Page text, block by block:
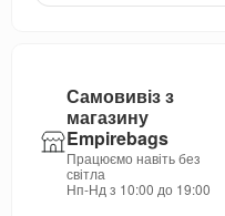
Самовивіз з
магазину
Empirebags
Працюємо навіть без
світла
Нп-Нд з 10:00 до 19:00